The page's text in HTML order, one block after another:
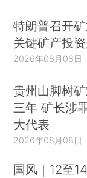
特朗普召开
关键矿产投
2026年08月08日
贵州山脚树
三年 矿长涉
大代表
2026年08月08日
国风｜12至